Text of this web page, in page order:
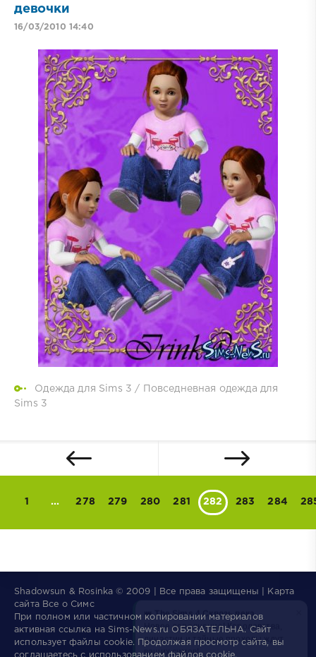
девочки
16/03/2010 14:40
Одежда для Sims 3 /
Повседневная одежда для
Sims 3
1 ... 278 279 280 281 282 283 284
Shadowsun & Rosinka © 2009 | Все права защищены | Карта
сайта Все о Симс
При полном или частичном копировании материалов
активная ссылка на Sims-News.ru ОБЯЗАТЕЛЬНА.
Сайт
использует файлы cookie. Продолжая просмотр сайта, вы
соглашаетесь с использованием файлов cookie.
Новое дополнение! Королевства,
династии и тайные проходы ждут
ваших симов!